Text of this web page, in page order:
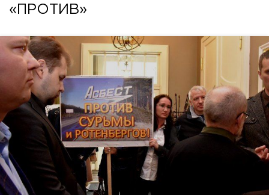
«ПРОТИВ»